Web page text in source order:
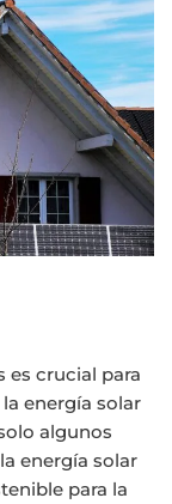
es crucial para
energía solar
algunos
energía solar
para la